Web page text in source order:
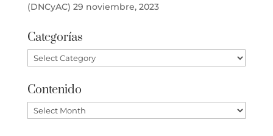
(DNCyAC) 29 noviembre, 2023
Categorías
Categorías
Contenido
Contenido